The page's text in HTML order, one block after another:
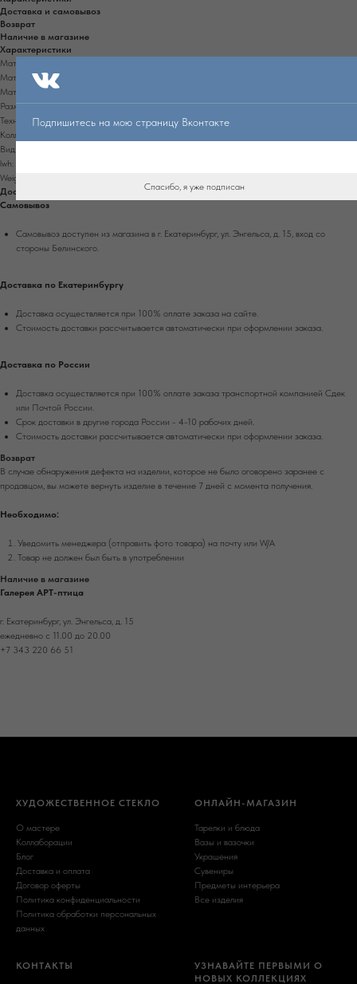
Доставка и самовывоз
Возврат
Наличие в магазине
Характеристики
Материал: высокотехнологичное стекло Oceanside glass & tile
Материал: высокотехнологичное стекло Uroboros
Материал: высокотехнологичное стекло Wissmach
Размер: 28 см
Техника: фьюзинг
Коллекция: Цитрусы
Вид: ваза
lwh: 280x280x70
Weight: 2000g
Доставка и самовывоз
Самовывоз
Самовывоз доступен из магазина в г. Екатеринбург, ул. Энгельса, д. 15, вход со
стороны Белинского.
Доставка по Екатеринбургу
Доставка осуществляется при 100% оплате заказа на сайте.
Стоимость доставки рассчитывается автоматически при оформлении заказа.
Доставка по России
Доставка осуществляется при 100% оплате заказа транспортной компанией Сдек
или Почтой России.
Срок доставки в другие города России - 4-10 рабочих дней.
Стоимость доставки рассчитывается автоматически при оформлении заказа.
Возврат
В случае обнаружения дефекта на изделии, которое не было оговорено заранее с
продавцом, вы можете вернуть изделие в течение 7 дней с момента получения.
Необходимо:
Уведомить менеджера (отправить фото товара) на почту или W/А
Товар не должен был быть в употреблении
Наличие в магазине
Галерея АРТ-птица
г. Екатеринбург, ул. Энгельса, д. 15
ежедневно с 11.00 до 20.00
+7 343 220 66 51
Подпишитесь на мою страницу Вконтакте
Спасибо, я уже подписан
ХУДОЖЕСТВЕННОЕ СТЕКЛО
О мастере
Коллаборации
Блог
Доставка и оплата
Договор оферты
Политика конфиденциальности
Политика обработки персональных
данных
ОНЛАЙН-МАГАЗИН
Тарелки и блюда
Вазы и вазочки
Украшения
Сувениры
Предметы интерьера
Все изделия
КОНТАКТЫ
УЗНАВАЙТЕ ПЕРВЫМИ О
НОВЫХ КОЛЛЕКЦИЯХ